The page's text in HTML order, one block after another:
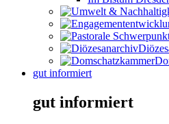
gut informiert
gut informiert